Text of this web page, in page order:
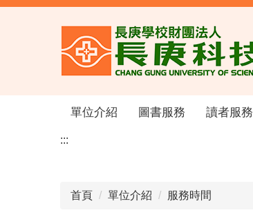
跳
單位介紹 圖書服務 讀者服務
:::
首頁 單位介紹 服務時間